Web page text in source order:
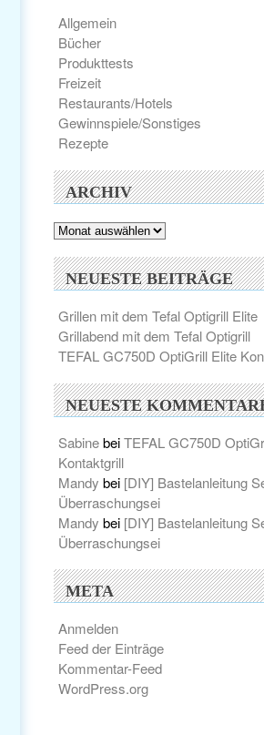
Allgemein
Bücher
Produkttests
Freizeit
Restaurants/Hotels
Gewinnspiele/Sonstiges
Rezepte
ARCHIV
Archiv
NEUESTE BEITRÄGE
Grillen mit dem Tefal Optigrill Elite
Grillabend mit dem Tefal Optigrill
TEFAL GC750D OptiGrill Elite
NEUESTE
SabinebeiTEFAL GC750D
Kontaktgrill
Mandy bei [DIY] Bastelanleitung
Überraschungsei
Mandy bei [DIY] Bastelanleitung
Überraschungsei
META
Anmelden
Feed der Einträge
Kommentar-Feed
WordPress.org